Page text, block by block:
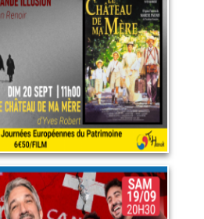
du patrimoine
PLUS
l'humour
garde à vous